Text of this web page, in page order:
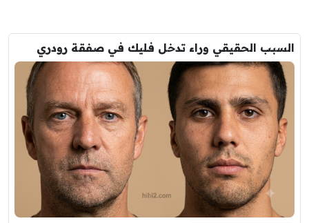
السبب الحقيقي وراء تدخل فليك في صفقة رودري